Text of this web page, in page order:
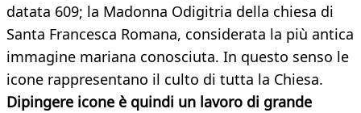
datata 609; la Madonna Odigitria della chiesa di
Santa Francesca Romana, considerata la più antica
immagine mariana conosciuta. In questo senso le
icone rappresentano il culto di tutta la Chiesa.
Dipingere icone è quindi un lavoro di grande